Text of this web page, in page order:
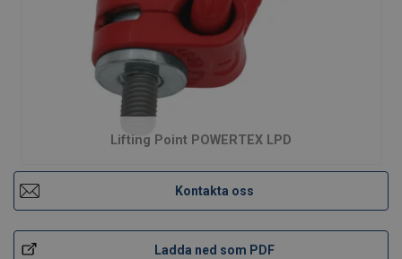
Lifting Point POWERTEX LPD
Kontakta oss
Ladda ned som PDF